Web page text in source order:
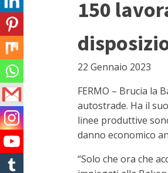
150
22 Gennaio 2023
FERMO – Brucia la
autostrade. Ha il
linee produttive
danno economico
“Solo che ora che